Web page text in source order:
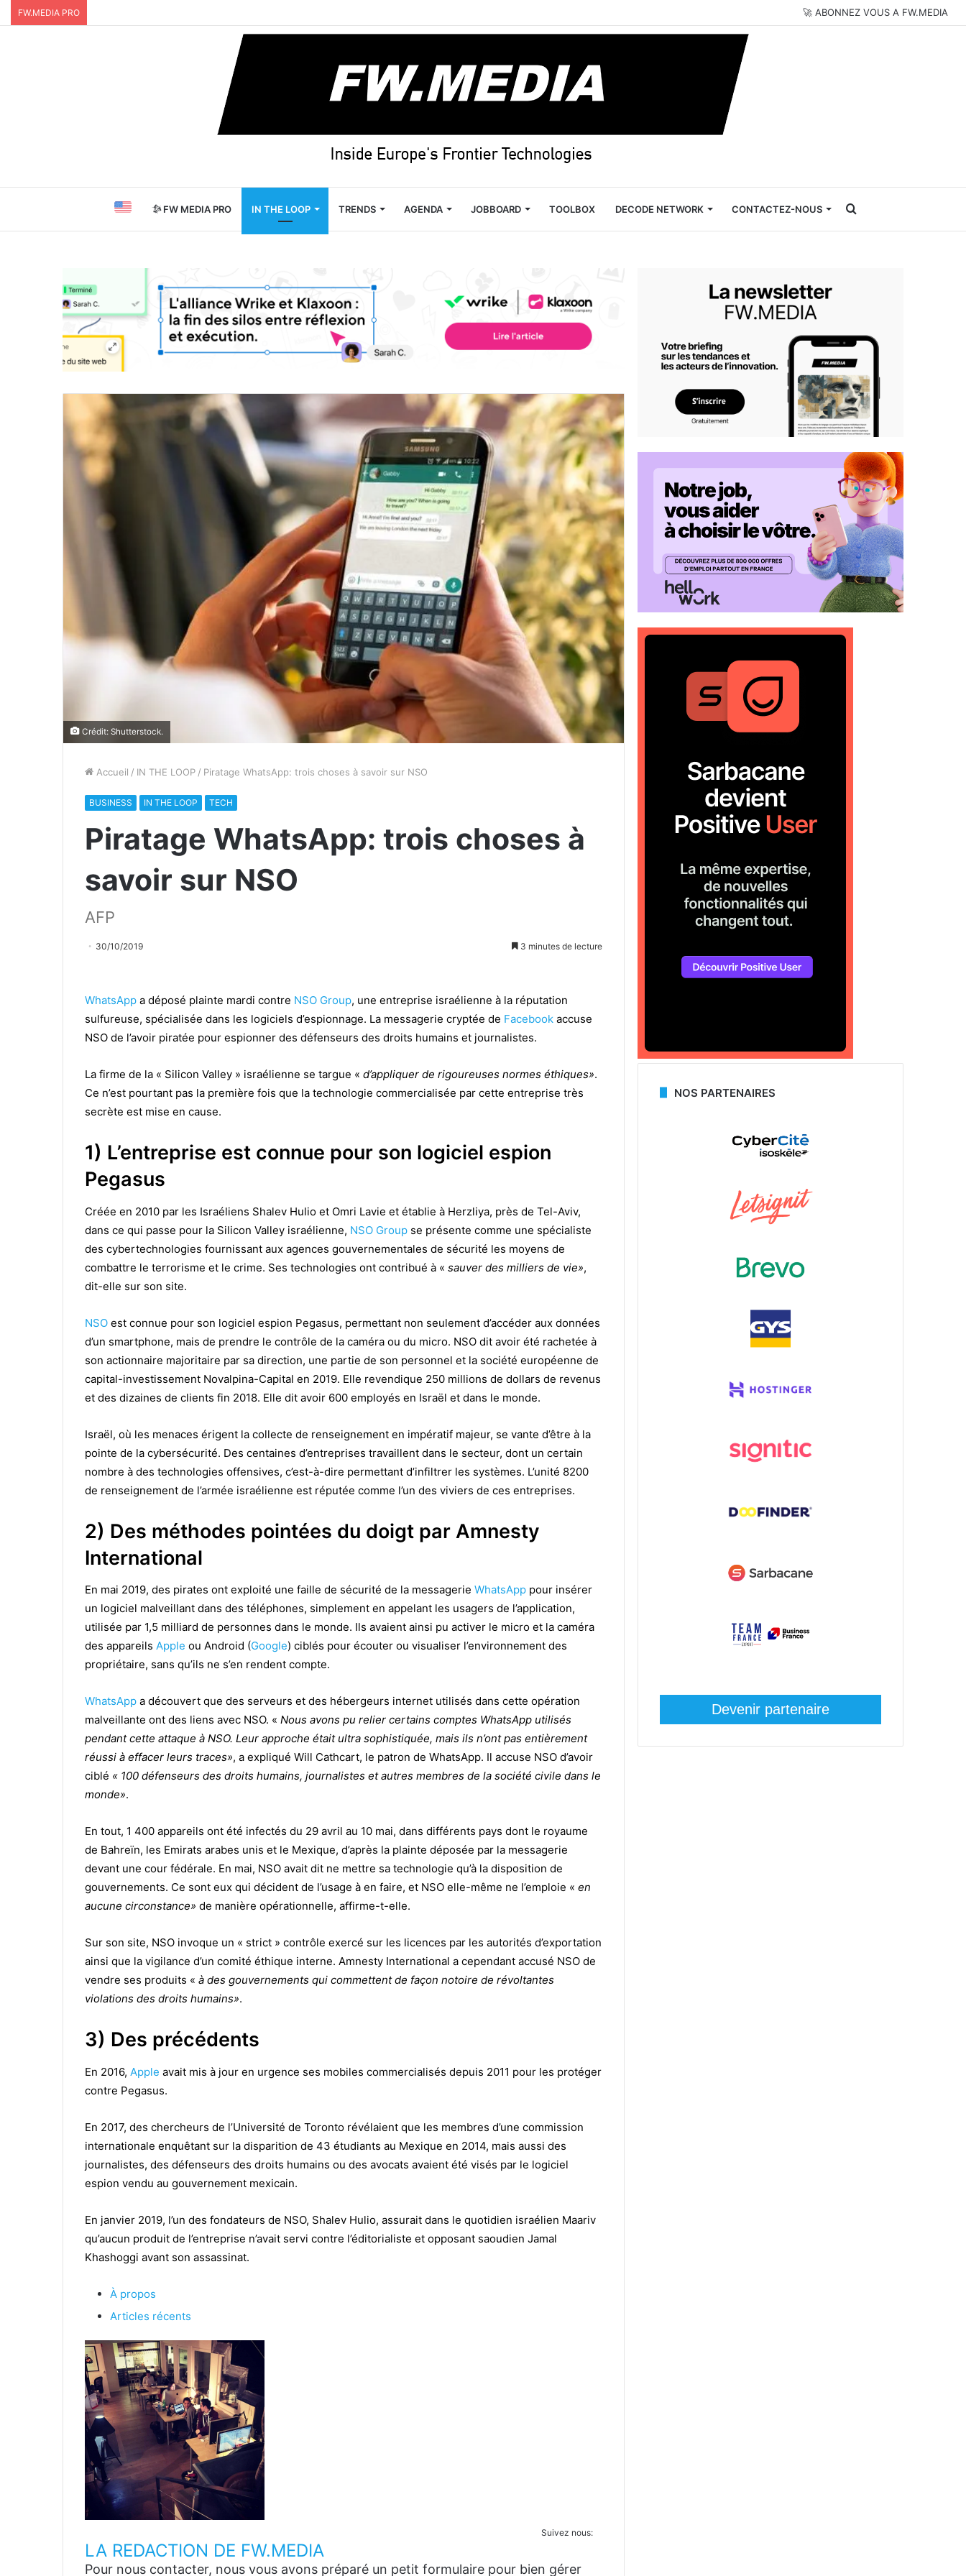
FW.MEDIA PRO 🚀 ABONNEZ VOUS A FW.MEDIA
FW MEDIA PRO IN THE LOOP TRENDS AGENDA JOBBOARD TOOLBOX DECODE NETWORK CONTACTEZ-NOUS Rechercher
Crédit: Shutterstock.
Accueil / IN THE LOOP / Piratage WhatsApp: trois choses à savoir sur NSO
BUSINESS IN THE LOOP TECH
Piratage WhatsApp: trois choses à
savoir sur NSO
AFP
30/10/2019 3 minutes de lecture
WhatsApp a déposé plainte mardi contre NSO Group, une entreprise israélienne à la réputation
sulfureuse, spécialisée dans les logiciels d’espionnage. La messagerie cryptée de Facebook accuse
NSO de l’avoir piratée pour espionner des défenseurs des droits humains et journalistes.
La firme de la « Silicon Valley » israélienne se targue « d’appliquer de rigoureuses normes éthiques».
Ce n’est pourtant pas la première fois que la technologie commercialisée par cette entreprise très
secrète est mise en cause.
1) L’entreprise est connue pour son logiciel espion
Pegasus
Créée en 2010 par les Israéliens Shalev Hulio et Omri Lavie et établie à Herzliya, près de Tel-Aviv,
dans ce qui passe pour la Silicon Valley israélienne, NSO Group se présente comme une spécialiste
des cybertechnologies fournissant aux agences gouvernementales de sécurité les moyens de
combattre le terrorisme et le crime. Ses technologies ont contribué à « sauver des milliers de vie»,
dit-elle sur son site.
NSO est connue pour son logiciel espion Pegasus, permettant non seulement d’accéder aux données
d’un smartphone, mais de prendre le contrôle de la caméra ou du micro. NSO dit avoir été rachetée à
son actionnaire majoritaire par sa direction, une partie de son personnel et la société européenne de
capital-investissement Novalpina-Capital en 2019. Elle revendique 250 millions de dollars de revenus
et des dizaines de clients fin 2018. Elle dit avoir 600 employés en Israël et dans le monde.
Israël, où les menaces érigent la collecte de renseignement en impératif majeur, se vante d’être à la
pointe de la cybersécurité. Des centaines d’entreprises travaillent dans le secteur, dont un certain
nombre à des technologies offensives, c’est-à-dire permettant d’infiltrer les systèmes. L’unité 8200
de renseignement de l’armée israélienne est réputée comme l’un des viviers de ces entreprises.
2) Des méthodes pointées du doigt par Amnesty
International
En mai 2019, des pirates ont exploité une faille de sécurité de la messagerie WhatsApp pour insérer
un logiciel malveillant dans des téléphones, simplement en appelant les usagers de l’application,
utilisée par 1,5 milliard de personnes dans le monde. Ils avaient ainsi pu activer le micro et la caméra
des appareils Apple ou Android (Google) ciblés pour écouter ou visualiser l’environnement des
propriétaire, sans qu’ils ne s’en rendent compte.
WhatsApp a découvert que des serveurs et des hébergeurs internet utilisés dans cette opération
malveillante ont des liens avec NSO. « Nous avons pu relier certains comptes WhatsApp utilisés
pendant cette attaque à NSO. Leur approche était ultra sophistiquée, mais ils n’ont pas entièrement
réussi à effacer leurs traces», a expliqué Will Cathcart, le patron de WhatsApp. Il accuse NSO d’avoir
ciblé « 100 défenseurs des droits humains, journalistes et autres membres de la société civile dans le
monde».
En tout, 1 400 appareils ont été infectés du 29 avril au 10 mai, dans différents pays dont le royaume
de Bahreïn, les Emirats arabes unis et le Mexique, d’après la plainte déposée par la messagerie
devant une cour fédérale. En mai, NSO avait dit ne mettre sa technologie qu’à la disposition de
gouvernements. Ce sont eux qui décident de l’usage à en faire, et NSO elle-même ne l’emploie « en
aucune circonstance» de manière opérationnelle, affirme-t-elle.
Sur son site, NSO invoque un « strict » contrôle exercé sur les licences par les autorités d’exportation
ainsi que la vigilance d’un comité éthique interne. Amnesty International a cependant accusé NSO de
vendre ses produits « à des gouvernements qui commettent de façon notoire de révoltantes
violations des droits humains».
3) Des précédents
En 2016, Apple avait mis à jour en urgence ses mobiles commercialisés depuis 2011 pour les protéger
contre Pegasus.
En 2017, des chercheurs de l’Université de Toronto révélaient que les membres d’une commission
internationale enquêtant sur la disparition de 43 étudiants au Mexique en 2014, mais aussi des
journalistes, des défenseurs des droits humains ou des avocats avaient été visés par le logiciel
espion vendu au gouvernement mexicain.
En janvier 2019, l’un des fondateurs de NSO, Shalev Hulio, assurait dans le quotidien israélien Maariv
qu’aucun produit de l’entreprise n’avait servi contre l’éditorialiste et opposant saoudien Jamal
Khashoggi avant son assassinat.
À propos
Articles récents
Suivez nous:
LA REDACTION DE FW.MEDIA
Pour nous contacter, nous vous avons préparé un petit formulaire pour bien gérer
NOS PARTENAIRES
Devenir partenaire